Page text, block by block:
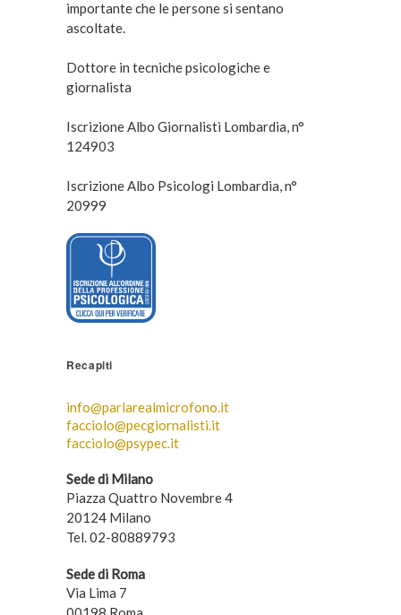
importante che le persone si sentano
ascoltate.
Dottore in tecniche psicologiche e
giornalista
Iscrizione Albo Giornalisti Lombardia, n°
124903
Iscrizione Albo Psicologi Lombardia, n°
20999
Recapiti
info@parlarealmicrofono.it
facciolo@pecgiornalisti.it
facciolo@psypec.it
Sede di Milano
Piazza Quattro Novembre 4
20124 Milano
Tel. 02-80889793
Sede di Roma
Via Lima 7